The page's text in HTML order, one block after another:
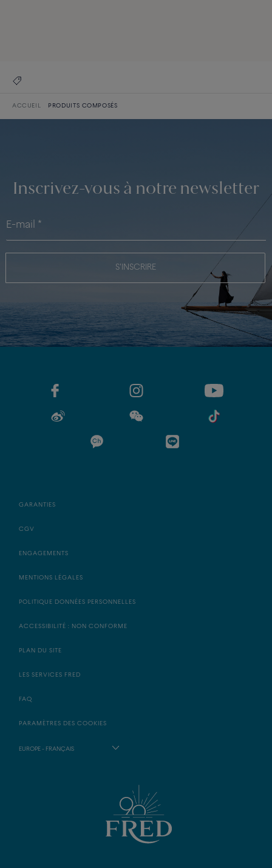
ACCUEIL PRODUITS COMPOSÉS
Inscrivez-vous à notre newsletter
S'INSCRIRE
GARANTIES
CGV
ENGAGEMENTS
MENTIONS LÉGALES
POLITIQUE DONNÉES PERSONNELLES
ACCESSIBILITÉ : NON CONFORME
PLAN DU SITE
LES SERVICES FRED
FAQ
PARAMÈTRES DES COOKIES
EUROPE - FRANÇAIS